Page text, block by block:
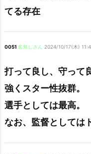
てる存在
0051 名無しさん 2024/10/17(木)
打って良し、守って
強くスター性抜群。
選手としては最高。
なお、監督としては